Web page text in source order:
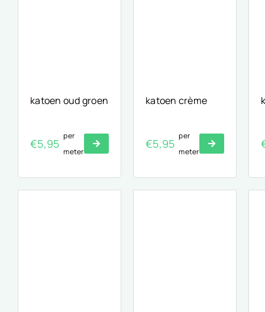
katoen oud groen
€5,95
per
meter
katoen crème
€5,95
per
meter